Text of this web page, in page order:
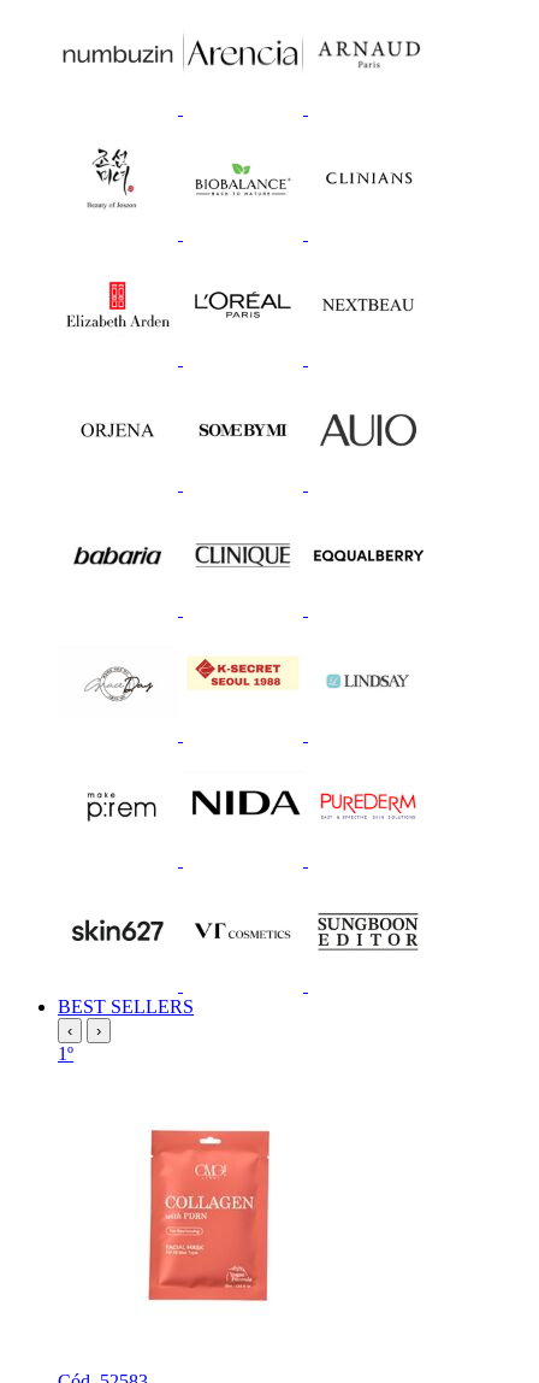
BEST SELLERS
‹ ›
1º